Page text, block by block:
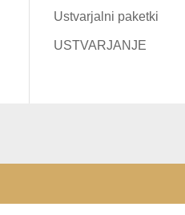
Ustvarjalni paketki
USTVARJANJE